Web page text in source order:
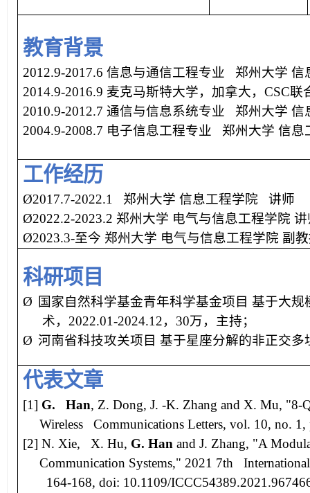
教育背景
2012.9-2017.6信息与通信工程专业 郑州大学 信
2014.9-2016.9 麦克马斯特大学，加拿大，CSC联
2010.9-2012.7通信与信息系统专业 郑州大学 信
2004.9-2008.7 电子信息工程专业 郑州大学 信息
工作经历
Ø2017.7-2022.1 郑州大学 信息工程学院
讲师
Ø2022.2-2023.2 郑州大学 电气与信息工程学院 讲
Ø2023.3-至今 郑州大学 电气与信息工程学院 副
科研项目
Ø 国家自然科学基金青年科学基金项目 基于大规
术， 2022.01-2024.12， 30万，主持；
Ø 河南省科技攻关项目 基于星座分解的非正交
代表文章
[1] G. Han, Z. Dong, J. -K. Zhang and X. Mu,
Wireless Communications Letters, vol. 10, no.
[2]N. Xie, X. Hu, G. Han and J. Zhang, "A
Communication Systems," 2021 7th International
164-168, doi: 10.1109/